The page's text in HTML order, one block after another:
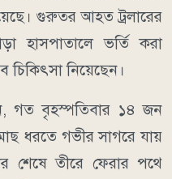
গুরুতর আহত ট্রলারের
হাসপাতালে ভর্তি করা
চিকিৎসা নিয়েছেন।
গত বৃহস্পতিবার ১৪ জন
ধরতে গভীর সাগরে যায়
শেষে তীরে ফেরার পথে